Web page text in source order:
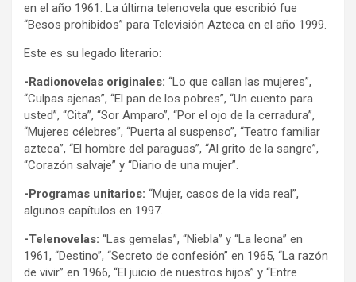
en el año 1961. La última telenovela que escribió fue
“Besos prohibidos” para Televisión Azteca en el año 1999.
Este es su legado literario:
-Radionovelas originales: “Lo que callan las mujeres”,
“Culpas ajenas”, “El pan de los pobres”, “Un cuento para
usted”, “Cita”, “Sor Amparo”, “Por el ojo de la cerradura”,
“Mujeres célebres”, “Puerta al suspenso”, “Teatro familiar
azteca”, “El hombre del paraguas”, “Al grito de la sangre”,
“Corazón salvaje” y “Diario de una mujer”.
-Programas unitarios: “Mujer, casos de la vida real”,
algunos capítulos en 1997.
-Telenovelas: “Las gemelas”, “Niebla” y “La leona” en
1961, “Destino”, “Secreto de confesión” en 1965, “La razón
de vivir” en 1966, “El juicio de nuestros hijos” y “Entre